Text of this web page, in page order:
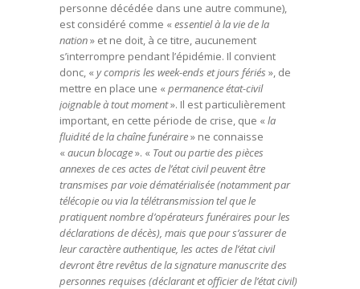
personne décédée dans une autre commune),
est considéré comme « essentiel à la vie de la
nation» et ne doit, à ce titre, aucunement
s’interrompre pendant l’épidémie. Il convient
donc, « y compris les week-ends et jours fériés », de
mettre en place une « permanence état-civil
joignable à tout moment». Il est particulièrement
important, en cette période de crise, que « la
fluidité de la chaîne funéraire» ne connaisse
« aucun blocage». « Tout ou partie des pièces
annexes de ces actes de l’état civil peuvent être
transmises par voie dématérialisée (notamment par
télécopie ou via la télétransmission tel que le
pratiquent nombre d’opérateurs funéraires pour les
déclarations de décès), mais que pour s’assurer de
leur caractère authentique, les actes de l’état civil
devront être revêtus de la signature manuscrite des
personnes requises (déclarant et officier de l’état civil)